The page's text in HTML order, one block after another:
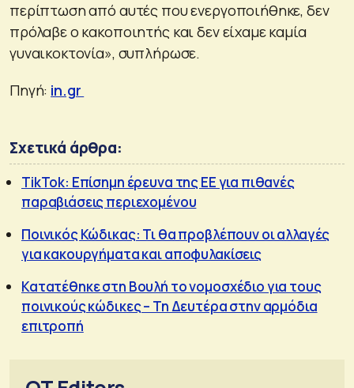
περίπτωση από αυτές που ενεργοποιήθηκε, δεν
πρόλαβε ο κακοποιητής και δεν είχαμε καμία
γυναικοκτονία», συπλήρωσε.
Πηγή: in.gr
Σχετικά άρθρα:
TikTok: Επίσημη έρευνα της ΕΕ για πιθανές
παραβιάσεις περιεχομένου
Ποινικός Κώδικας: Τι θα προβλέπουν οι αλλαγές
για κακουργήματα και αποφυλακίσεις
Κατατέθηκε στη Βουλή το νομοσχέδιο για τους
ποινικούς κώδικες – Τη Δευτέρα στην αρμόδια
επιτροπή